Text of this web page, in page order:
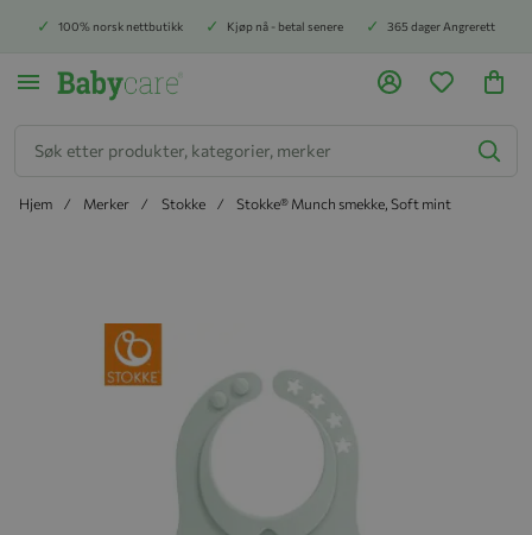
100% norsk nettbutikk Kjøp nå - betal senere 365 dager Angrerett
Hjem Merker Stokke Stokke® Munch smekke, Soft mint
Hopp til slutten av bildegalleriet